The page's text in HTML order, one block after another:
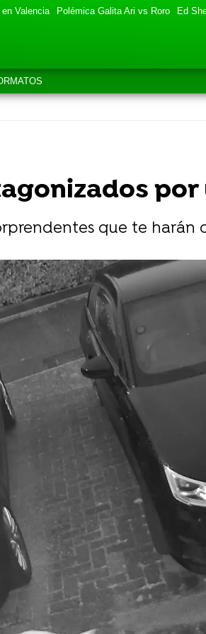
Valencia Polémica Galita Ari vs Roro Ed
que te harán